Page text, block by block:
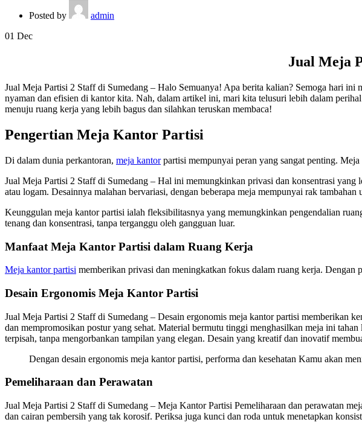
Posted by
admin
01 Dec
Jual Meja
Jual Meja Partisi 2 Staff di Sumedang – Halo Semuanya! Apa berita kalian? Semoga hari ini
nyaman dan efisien di kantor kita. Nah, dalam artikel ini, mari kita telusuri lebih dalam
menuju ruang kerja yang lebih bagus dan silahkan teruskan membaca!
Pengertian Meja Kantor Partisi
Di dalam dunia perkantoran, meja kantorpartisi mempunyai peran yang sangat penting.
Jual Meja Partisi 2 Staff di Sumedang – Hal ini memungkinkan privasi dan konsentrasi
atau logam. Desainnya malahan bervariasi, dengan beberapa meja mempunyai rak
Keunggulan meja kantor partisi ialah fleksibilitasnya yang memungkinkan pengendalian
tenang dan konsentrasi, tanpa terganggu oleh gangguan luar.
Manfaat Meja Kantor Partisi dalam Ruang Kerja
Meja kantor partisi memberikan privasi dan meningkatkan fokus dalam ruang kerja. Dengan
Desain Ergonomis Meja Kantor Partisi
Jual Meja Partisi 2 Staff di Sumedang – Desain ergonomis meja kantor partisi memberikan
dan mempromosikan postur yang sehat. Material bermutu tinggi menghasilkan meja ini
terpisah, tanpa mengorbankan tampilan yang elegan. Desain yang kreatif dan inovatif
Dengan desain ergonomis meja kantor partisi, performa dan kesehatan Kamu akan
Pemeliharaan dan Perawatan
Jual Meja Partisi 2 Staff di Sumedang – Meja Kantor Partisi Pemeliharaan dan perawatan
dan cairan pembersih yang tak korosif. Periksa juga kunci dan roda untuk menetapkan